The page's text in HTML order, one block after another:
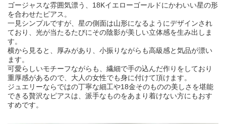
ゴージャスな雰囲気漂う、18Kイエローゴールドにかわいい星の形
を合わせたピアス。
一見シンプルですが、星の側面は山形になるようにデザインされ
ており、光が当たるたびにその陰影が美しい立体感を生み出しま
す。
横から見ると、厚みがあり、小振りながらも高級感と気品が漂い
ます。
可愛らしいモチーフながらも、繊細で手の込んだ作りをしており
重厚感があるので、大人の女性でも身に付けて頂けます。
ジュエリーならではの丁寧な細工や18金そのものの美しさを堪能
できる贅沢なピアスは、派手なものをあまり着けない方にもおす
すめです。